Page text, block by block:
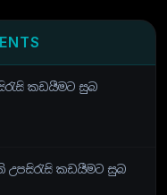
කඩයීමට සුබ
උපසිරැසි කඩයීමට සුබ